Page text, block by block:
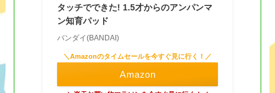
タッチでできた! 1.5才からのアンパンマ
ン知育パッド
バンダイ(BANDAI)
＼Amazonのタイムセールを今すぐ見に行く！／
Amazon